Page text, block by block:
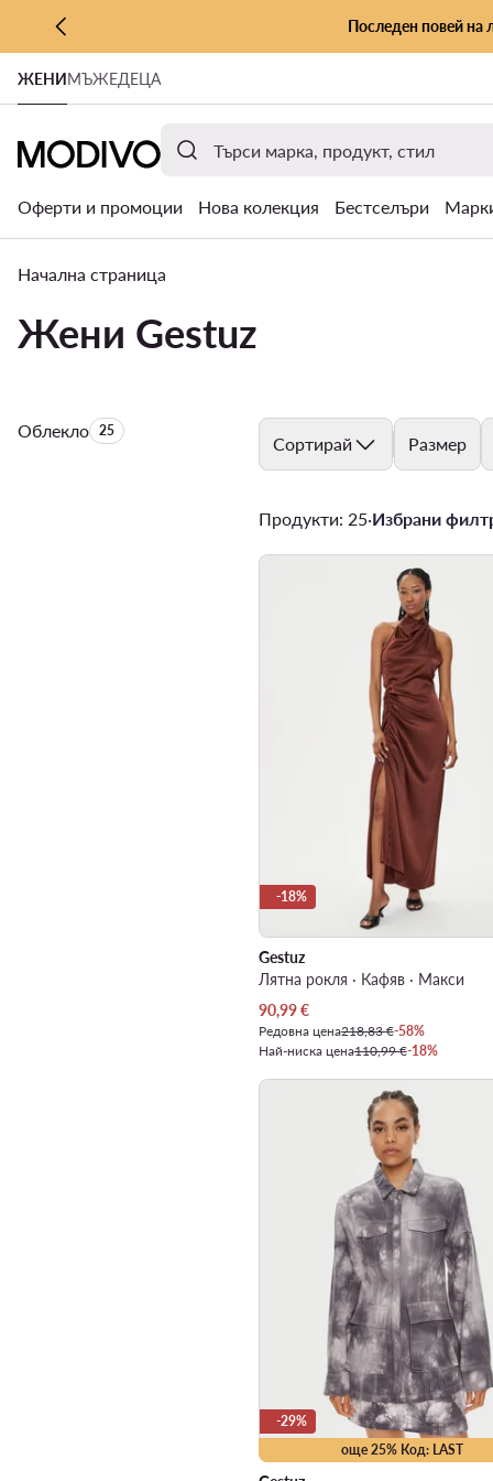
КЪМ ОСНОВНОТО СЪДЪРЖАНИЕ
КЪМ ТЪРСЕНЕ
Последен повей на
ЖЕНИМЪЖЕДЕЦА
Оферти и промоции Нова колекция Бестселъри
Начална страница
Жени Gestuz
ОблеклоБрой на продуктите:
25
Сортирай Размер
Продукти: 25·Избрани
-18%
Gestuz
Лятна рокля · Кафяв · Макси
Актуална цена
90,99€
Редовна цена218,83 €-58%
Най-ниска цена110,99 €-18%
още 25% Код: LAST
-29%